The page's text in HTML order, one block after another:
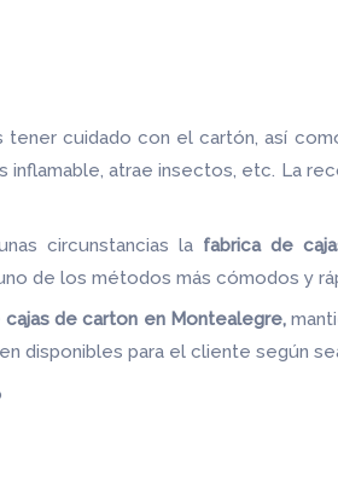
tener cuidado con el cartón, así
inflamable, atrae insectos, etc. La
circunstancias la fabrica de
de los métodos más cómodos y
cajas de carton en Montealegre,
disponibles para el cliente según